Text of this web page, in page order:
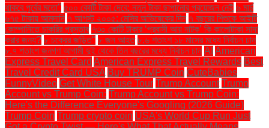
থাকবে পূর্বের মতো" ৫০০ কোটি টাকা দেবে: নতুন টাকা ছাপানোর প্রয়োজন নেই ৬ মার্চ
৬৭৫ টাকায় আমদানি ৭ আগস্ট ২০০৫: মেসির অভিষেকের দিন ৭ বছরের শিশুকে আইটি
কোম্পানিতে চাকরির প্রস্তাব ৭৩০ কোটি টাকার ‘প্রবাসী আয় নাটক’ কি কালোটাকা সাদা
করার জন্য? ৮ চক্রের জড়িত" ৮ জন আহত ৮.৬ শতাংশ ১৮ মাসের মধ্যে নির্বাচন চান
৮.৭ শতাংশ জনগণ আগামী দুই থেকে তিন বছরের মধ্যে নির্বাচন চান AI American
Express Travel Card American Express Travel Rewards Best
Travel Credit Card USA Buy TRUMP Coin CuteBabies
FunnyVideo Get White House Tour Trump Account Trump
Account vs Trump Coin: Trump Account vs Trump Coin:
Here's the Difference Everyone's Googling (2026 Guide)
Trump Coin Trump crypto coin USA's World Cup Run Just